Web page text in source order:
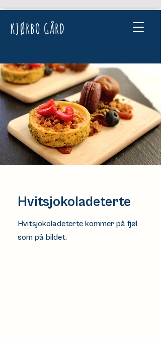
KJØRBO GÅRD
Hvitsjokoladeterte
Hvitsjokoladeterte kommer på fjøl
som på bildet.